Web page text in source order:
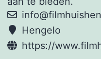
Hengelo
https://